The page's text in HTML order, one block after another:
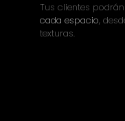
Tus clientes podrán
cada espacio,
texturas.